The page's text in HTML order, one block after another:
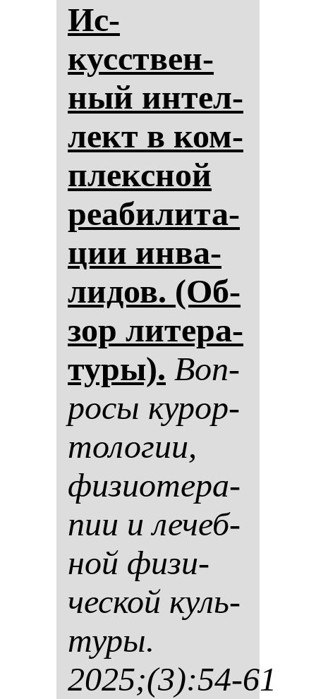
Ис­
кусствен­
ный ин­тел­
лект в ком­
плексной
ре­аби­ли­та­
ции ин­ва­
ли­дов. (Об­
зор ли­те­ра­
ту­ры). Воп­
ро­сы ку­рор­
то­ло­гии,
фи­зи­оте­ра­
пии и ле­чеб­
ной фи­зи­
чес­кой куль­
ту­ры.
2025;(3):54-61